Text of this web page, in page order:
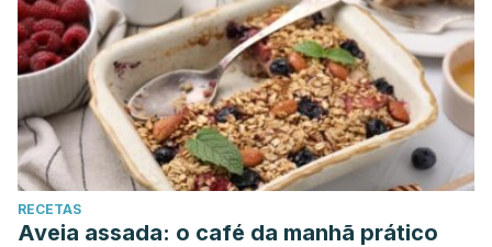
RECETAS
Aveia assada: o café da manhã prático